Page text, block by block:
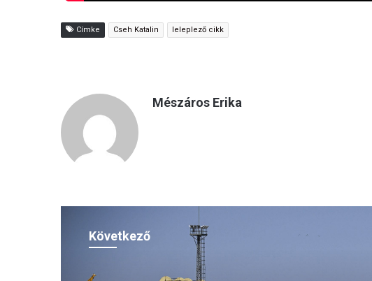
Címke Cseh Katalin leleplező cikk
Mészáros Erika
Következő